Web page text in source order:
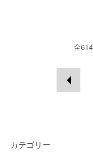
全614
カテゴリー